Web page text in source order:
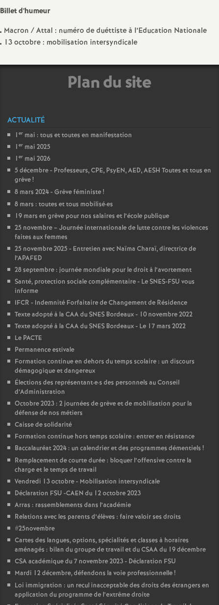
m
s
e
S
e
c
o
d
d
g
r
O
r
l
é
Billet d’humeur
Macron / Attal : numéro de duéttiste à l’Education Nationale
13 octobre : mobilisation intersyndicale
Plan du site
ACTUALITÉ
1 er mai : tous et toutes en manifestation
1 er mai 2025
1 er mai 2026
5 décembre - Professeurs, CPE, PsyEN, AED, AESH Toutes et tous en
grève!
8 mars 2024 - Grève féministe!
8 mars : toutes et tous mobilisé·es
19 mars en grève pour nos salaires et l’école publique
25 novembre – Journée internationale de lutte contre les violences
faites aux femmes
25 novembre 2025 - Entretien avec Naïma Charaï, directrice de
l’APAFED
28 septembre : journée mondiale pour le droit à l’avortement
Santé, protection sociale complémentaire - Le SNES-FSU vous
informe
IFCR - Indemnité Forfaitaire de Changement de Résidence
Texte adopté à la CAA du SNES Bordeaux - 10 novembre 2022
Texte adopté à la CAA du SNES Bordeaux - Le 17 mars 2022
Le PACTE
Permanence estivale
Formation continue en dehors du temps scolaire : un discours
démagogique et dangereux
Élections des représentant·e·s des personnels au Conseil
d’Administration
Octobre 2023 : 2 journées de grève et de mobilisation pour la
défense de nos métiers
Caisse de solidarité
Formation continue hors temps scolaire : entrer en résistance
Baccalauréat 2024 : un calendrier et des programmes démentiels !
Remplacement de courte durée : bloquer l’offensive contre la
charge et le temps de travail
Vendredi 13 octobre - Mobilisation intersyndicale
Déclaration FSU -CAEN du 12 octobre 2023
Arras : rassemblements dans l’académie
Relations avec les parents d’élèves : faire valoir ses droits
#25novembre
Cartes des langues, options, spécialités et classes à horaires
aménagés : bilan du groupe de travail et du CSAA du 19 décembre
CSA académique du 7 novembre 2023 - Déclaration FSU
Mardi 12 décembre, défendons la voie professionnelle!
Loi immigration : un recul inacceptable des droits des étrangers en
application du programme de l’extrême droite